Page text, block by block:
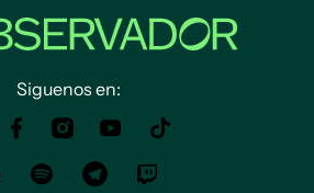
Siguenos en: